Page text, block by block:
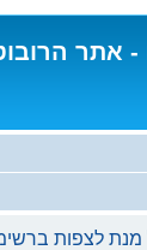
- אתר
לצפות